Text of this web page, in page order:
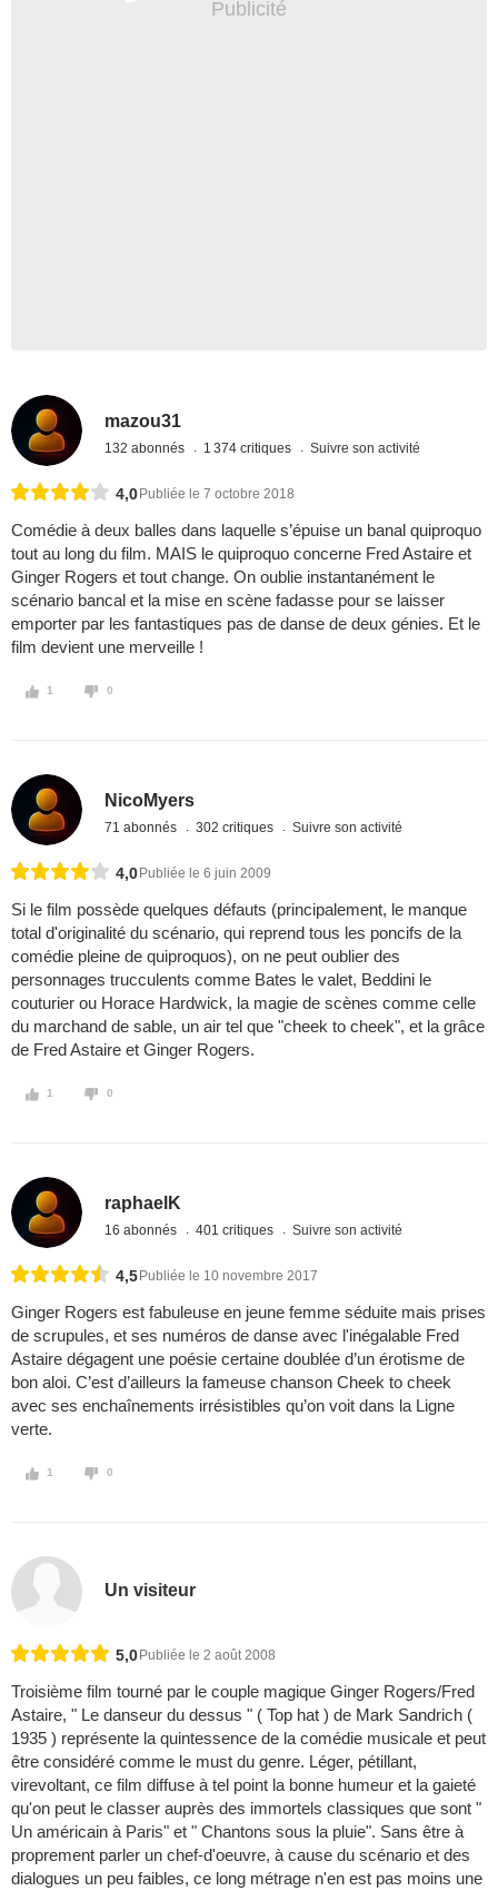
mazou31
132 abonnés 1 374 critiques Suivre son activité
4,0 Publiée le 7 octobre 2018
Comédie à deux balles dans laquelle s’épuise un banal quiproquo
tout au long du film. MAIS le quiproquo concerne Fred Astaire et
Ginger Rogers et tout change. On oublie instantanément le
scénario bancal et la mise en scène fadasse pour se laisser
emporter par les fantastiques pas de danse de deux génies. Et le
film devient une merveille !
1 0
NicoMyers
71 abonnés 302 critiques Suivre son activité
4,0 Publiée le 6 juin 2009
Si le film possède quelques défauts (principalement, le manque
total d'originalité du scénario, qui reprend tous les poncifs de la
comédie pleine de quiproquos), on ne peut oublier des
personnages trucculents comme Bates le valet, Beddini le
couturier ou Horace Hardwick, la magie de scènes comme celle
du marchand de sable, un air tel que "cheek to cheek", et la grâce
de Fred Astaire et Ginger Rogers.
1 0
raphaelK
16 abonnés 401 critiques Suivre son activité
4,5 Publiée le 10 novembre 2017
Ginger Rogers est fabuleuse en jeune femme séduite mais prises
de scrupules, et ses numéros de danse avec l'inégalable Fred
Astaire dégagent une poésie certaine doublée d’un érotisme de
bon aloi. C’est d’ailleurs la fameuse chanson Cheek to cheek
avec ses enchaînements irrésistibles qu’on voit dans la Ligne
verte.
1 0
Un visiteur
5,0 Publiée le 2 août 2008
Troisième film tourné par le couple magique Ginger Rogers/Fred
Astaire, " Le danseur du dessus " ( Top hat ) de Mark Sandrich (
1935 ) représente la quintessence de la comédie musicale et peut
être considéré comme le must du genre. Léger, pétillant,
virevoltant, ce film diffuse à tel point la bonne humeur et la gaieté
qu'on peut le classer auprès des immortels classiques que sont "
Un américain à Paris" et " Chantons sous la pluie". Sans être à
proprement parler un chef-d'oeuvre, à cause du scénario et des
dialogues un peu faibles, ce long métrage n'en est pas moins une